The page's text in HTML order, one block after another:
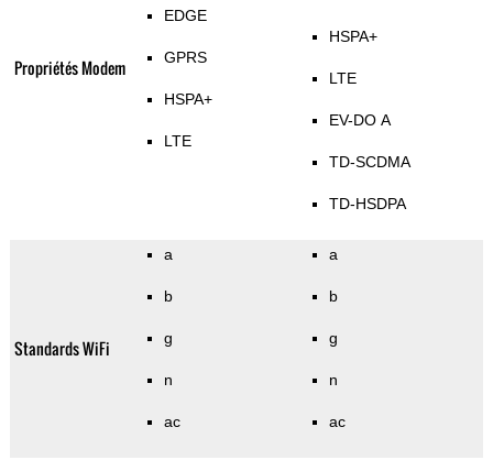
Propriétés Modem
EDGE
GPRS
HSPA+
LTE
HSPA+
LTE
EV-DO A
TD-SCDMA
TD-HSDPA
Standards WiFi
a
b
g
n
ac
a
b
g
n
ac